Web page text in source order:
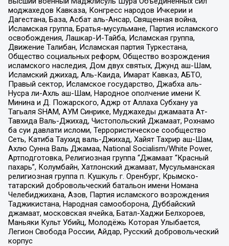
моджахедов Кавказа, Конгресс народов Ичкерии и
Дагестана, База, Асбат аль-Ансар, Священная война,
Исламская группа, Братья-мусульмане, Партия исламского
освобождения, Лашкар-И-Тайба, Исламская группа,
Движение Талибан, Исламская партия Туркестана,
Общество социальных реформ, Общество возрождения
исламского наследия, Дом двух святых, Джунд аш-Шам,
Исламский джихад, Аль-Каида, Имарат Кавказ, АБТО,
Правый сектор, Исламское государство, Джабха аль-
Нусра ли-Ахль аш-Шам, Народное ополчение имени К.
Минина и Д. Пожарского, Аджр от Аллаха Субхану уа
Тагьаля SHAM, АУМ Синрике, Муджахеды джамаата Ат-
Тавхида Валь-Джихад, Чистопольский Джамаат, Рохнамо
ба суи давлати исломи, Террористическое сообщество
Сеть, Катиба Таухид валь-Джихад, Хайят Тахрир аш-Шам,
Ахлю Сунна Валь Джамаа, National Socialism/White Power,
Артподготовка, Религиозная группа “Джамаат “Красный
пахарь”, Колумбайн, Хатлонский джамаат, Мусульманская
религиозная группа п. Кушкуль г. Оренбург, Крымско-
татарский добровольческий батальон имени Номана
Челебиджихана, Азов, Партия исламского возрождения
Таджикистана, Народная самооборона, Дуббайский
джамаат, московская ячейка, Батал-Хаджи Белхороев,
Маньяки Культ Убийц, Молодёжь Которая Улыбается,
Легион Свобода России, Айдар, Русский добровольческий
корпус